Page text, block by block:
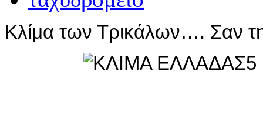
Κλίμα των Τρικάλων…. Σαν